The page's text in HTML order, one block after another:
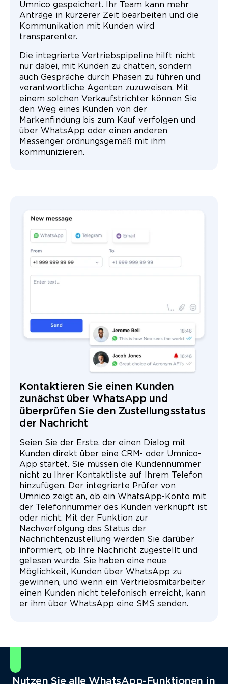
Umnico gespeichert. Ihr Team kann mehr
Anträge in kürzerer Zeit bearbeiten und die
Kommunikation mit Kunden wird
transparenter.
Die integrierte Vertriebspipeline hilft nicht
nur dabei, mit Kunden zu chatten, sondern
auch Gespräche durch Phasen zu führen und
verantwortliche Agenten zuzuweisen. Mit
einem solchen Verkaufstrichter können Sie
den Weg eines Kunden von der
Markenfindung bis zum Kauf verfolgen und
über WhatsApp oder einen anderen
Messenger ordnungsgemäß mit ihm
kommunizieren.
Kontaktieren Sie einen Kunden
zunächst über WhatsApp und
überprüfen Sie den Zustellungsstatus
der Nachricht
Seien Sie der Erste, der einen Dialog mit
Kunden direkt über eine CRM- oder Umnico-
App startet. Sie müssen die Kundennummer
nicht zu Ihrer Kontaktliste auf Ihrem Telefon
hinzufügen. Der integrierte Prüfer von
Umnico zeigt an, ob ein WhatsApp-Konto mit
der Telefonnummer des Kunden verknüpft ist
oder nicht. Mit der Funktion zur
Nachverfolgung des Status der
Nachrichtenzustellung werden Sie darüber
informiert, ob Ihre Nachricht zugestellt und
gelesen wurde. Sie haben eine neue
Möglichkeit, Kunden über WhatsApp zu
gewinnen, und wenn ein Vertriebsmitarbeiter
einen Kunden nicht telefonisch erreicht, kann
er ihm über WhatsApp eine SMS senden.
Nutzen Sie alle WhatsApp-Funktionen in